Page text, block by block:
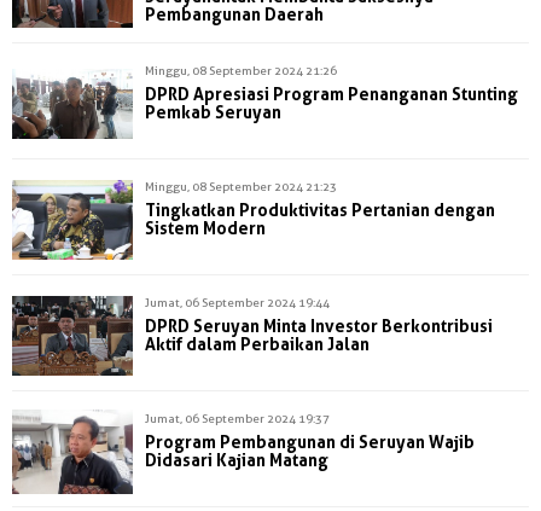
Pembangunan Daerah
Minggu, 08 September 2024 21:26
DPRD Apresiasi Program Penanganan Stunting
Pemkab Seruyan
Minggu, 08 September 2024 21:23
Tingkatkan Produktivitas Pertanian dengan
Sistem Modern
Jumat, 06 September 2024 19:44
DPRD Seruyan Minta Investor Berkontribusi
Aktif dalam Perbaikan Jalan
Jumat, 06 September 2024 19:37
Program Pembangunan di Seruyan Wajib
Didasari Kajian Matang